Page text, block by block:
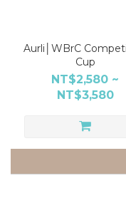
Aurli│WBrC
Cup
NT$2,580 ~
NT$3,580